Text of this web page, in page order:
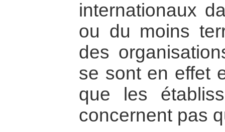
internationaux
ou du moins
des
se sont en effet
que les
concernent pas